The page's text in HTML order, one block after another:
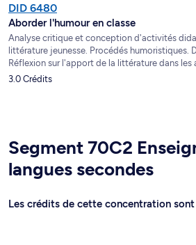
DID 6480
Aborder l'humour en classe
Analyse critique et conception d'activités
littérature jeunesse. Procédés humoristiques.
Réflexion sur l'apport de la littérature dans les
3.0 Crédits
Segment 70C2
langues secondes
Les crédits de cette concentration